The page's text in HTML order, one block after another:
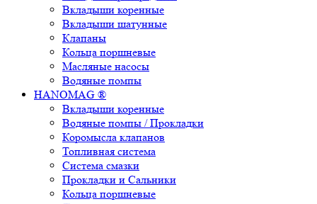
Вкладыши коренные
Вкладыши шатунные
Клапаны
Кольца поршневые
Масляные насосы
Водяные помпы
HANOMAG ®
Вкладыши коренные
Водяные помпы / Прокладки
Коромысла клапанов
Топливная система
Система смазки
Прокладки и Сальники
Кольца поршневые